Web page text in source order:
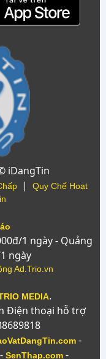
iDangTin
|
Quy Chế Hoạt
1 ngày - Quảng
ngày
Ad.Trio.vn
MEDIA.
Điện thoại hỗ trợ
-
- SenThap.com -